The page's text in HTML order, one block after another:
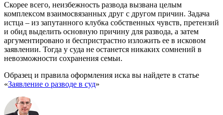
Скорее всего, неизбежность развода вызвана целым
комплексом взаимосвязанных друг с другом причин. Задача
истца – из запутанного клубка собственных чувств, претензий
и обид выделить основную причину для развода, а затем
аргументировано и беспристрастно изложить ее в исковом
заявлении. Тогда у суда не останется никаких сомнений в
невозможности сохранения семьи.
Образец и правила оформления иска вы найдете в статье
«Заявление о разводе в суд»